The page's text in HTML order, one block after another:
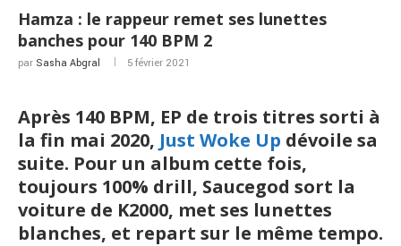
Hamza : le rappeur remet ses lunettes
banches pour 140 BPM 2
par Sasha Abgral 5 février 2021
Après 140 BPM, EP de trois titres sorti à
la fin mai 2020, Just Woke Up dévoile sa
suite. Pour un album cette fois,
toujours 100% drill, Saucegod sort la
voiture de K2000, met ses lunettes
blanches, et repart sur le même tempo.